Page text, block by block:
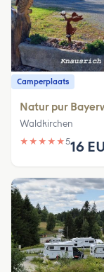
Camperplaats
Natur pur
Waldkirchen
★ ★ ★ ★ ★516